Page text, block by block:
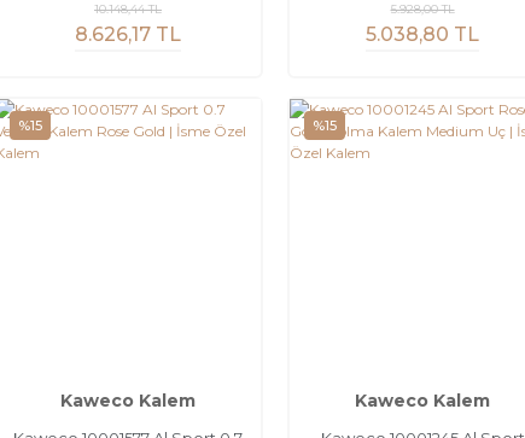
8.626,17 TL
10.148,44 TL
5.038,80 TL
5.928,00 TL
%15
Kaweco Kalem
%15
Kaweco Kalem